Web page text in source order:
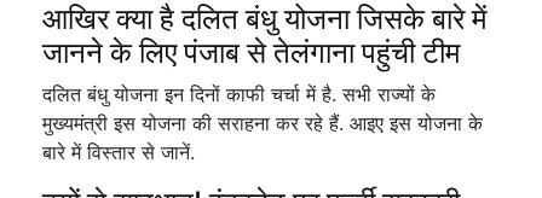
आखिर क्या है दलित बंधु योजना जिसके बारे में
जानने के लिए पंजाब से तेलंगाना पहुंची टीम
दलित बंधु योजना इन दिनों काफी चर्चा में है. सभी राज्यों के
मुख्यमंत्री इस योजना की सराहना कर रहे हैं. आइए इस योजना के
बारे में विस्तार से जानें.